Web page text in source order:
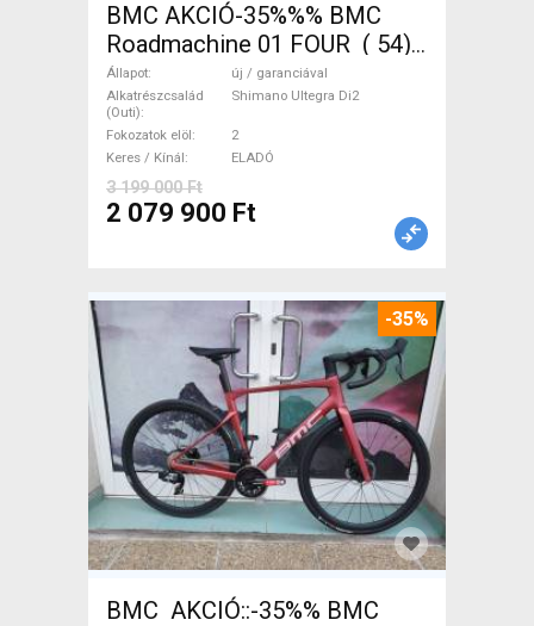
BMC AKCIÓ-35%%% BMC
Roadmachine 01 FOUR ( 54)
Országúti, Triatlon Shimano
Ultegra Di2 tárcsafék új /
garanciával ELADÓ
Állapot
új / garanciával
Alkatrészcsalád
(Outi)
Shimano Ultegra Di2
Fokozatok elöl
2
Keres / Kínál
ELADÓ
3 199 000 Ft
2 079 900 Ft
-35%
BMC AKCIÓ::-35%% BMC